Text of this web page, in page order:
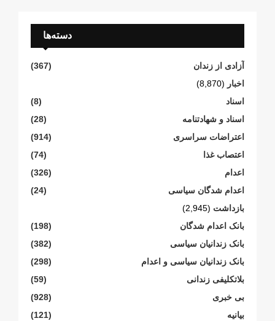
دسته‌ها
آزادی از زندان
(367)
اخبار (8,870)
اسناد
(8)
اسناد و شهادتنامە
(28)
اعتراضات سراسری
(914)
اعتصاب غذا
(74)
اعدام
(326)
اعدام شدگان سیاسی
(24)
بازداشت (2,945)
بانک اعدام شدگان
(198)
بانک زندانیان سیاسی
(382)
بانک زندانیان سیاسی و اعدام
(298)
بلاتکلیفی زندانی
(59)
بی خبری
(928)
بیانیە
(121)